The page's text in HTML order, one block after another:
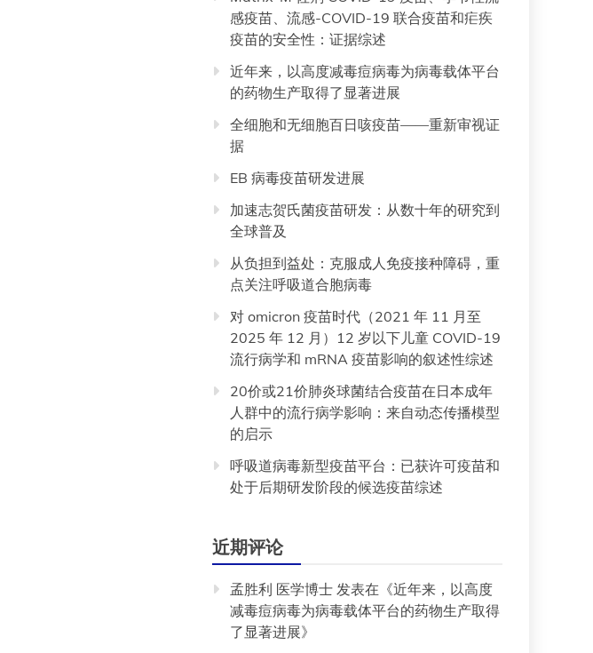
感疫苗、流感-COVID-19 联合疫苗和疟疾
疫苗的安全性：证据综述
近年来，以高度减毒痘病毒为病毒载体平台
的药物生产取得了显著进展
全细胞和无细胞百日咳疫苗——重新审视证
据
EB 病毒疫苗研发进展
加速志贺氏菌疫苗研发：从数十年的研究到
全球普及
从负担到益处：克服成人免疫接种障碍，重
点关注呼吸道合胞病毒
对 omicron 疫苗时代（2021 年 11 月至
2025 年 12 月）12 岁以下儿童 COVID-19
流行病学和 mRNA 疫苗影响的叙述性综述
20价或21价肺炎球菌结合疫苗在日本成年
人群中的流行病学影响：来自动态传播模型
的启示
呼吸道病毒新型疫苗平台：已获许可疫苗和
处于后期研发阶段的候选疫苗综述
近期评论
孟胜利 医学博士 发表在《近年来，以高度
减毒痘病毒为病毒载体平台的药物生产取得
了显著进展》